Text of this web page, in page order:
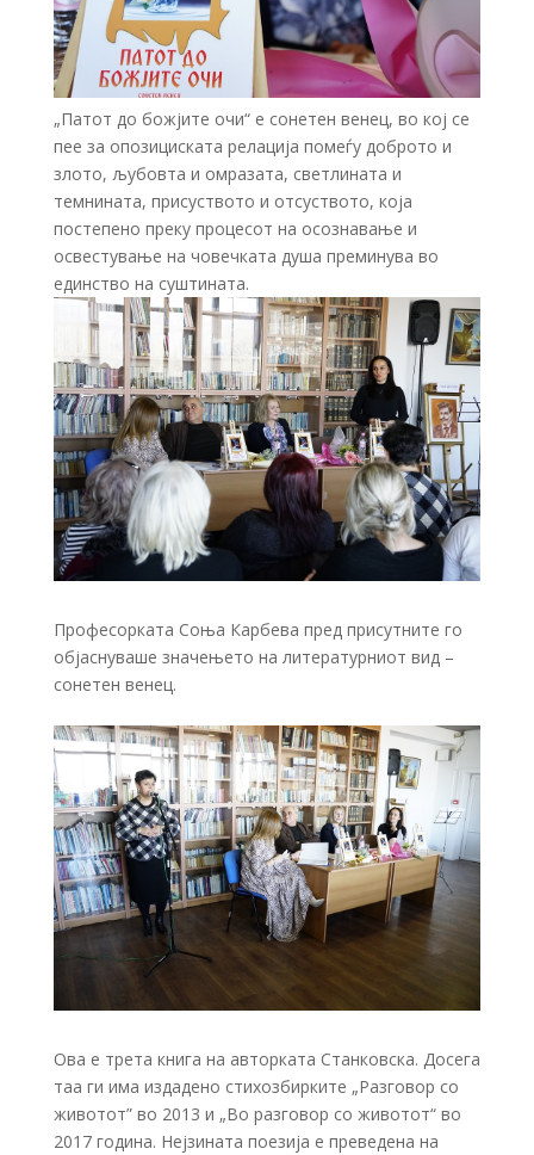
„Патот до божјите очи“ е сонетен венец, во кој се
пее за опозициската релација помеѓу доброто и
злото, љубовта и омразата, светлината и
темнината, присуството и отсуството, која
постепено преку процесот на осознавање и
освестување на човечката душа преминува во
единство на суштината.
Професорката Соња Карбева пред присутните го
објаснуваше значењето на литературниот вид –
сонетен венец.
Ова е трета книга на авторката Станковска. Досега
таа ги има издадено стихозбирките „Разговор со
животот” во 2013 и „Во разговор со животот“ во
2017 година. Нејзината поезија е преведена на